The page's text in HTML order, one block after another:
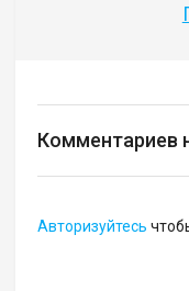
Комментариев
Авторизуйтесь